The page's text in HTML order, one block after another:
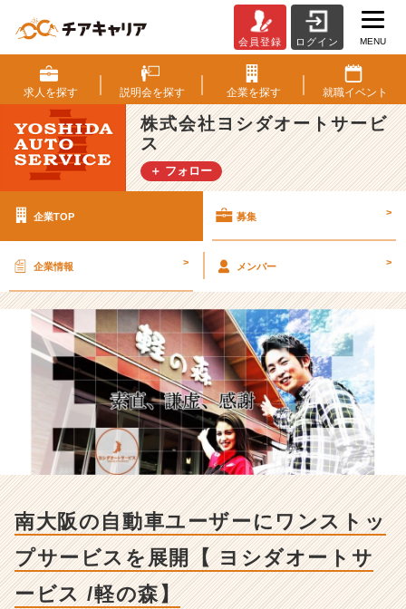
式
会
社
ヨ
シ
ダ
オ
サ
ス
の
採
用/
求
人
-
南
大
阪
動
ユ
ー
ザ
会員登録 ログイン MENU
求人を探す 説明会を探す 企業を探す 就職イベント
株式会社ヨシダオートサービ
ス
＋ フォロー
企業TOP 募集 >
企業情報 > メンバー >
南大阪の自動車ユーザーにワンストッ
プサービスを展開【 ヨシダオートサ
ービス /軽の森】